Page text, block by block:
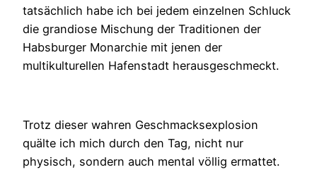
tatsächlich habe ich bei jedem einzelnen Schluck
die grandiose Mischung der Traditionen der
Habsburger Monarchie mit jenen der
multikulturellen Hafenstadt herausgeschmeckt.
Trotz dieser wahren Geschmacksexplosion
quälte ich mich durch den Tag, nicht nur
physisch, sondern auch mental völlig ermattet.